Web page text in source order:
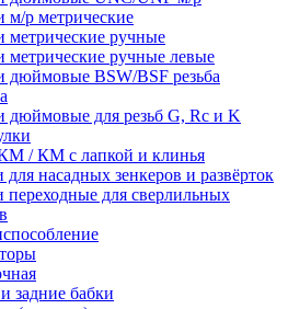
м/р метрические
метрические ручные
метрические ручные левые
дюймовые BSW/BSF резьба
дюймовые для резьб G, Rc и K
/ КМ с лапкой и клинья
насадных зенкеров и развёрток
переходные для сверлильных
задние бабки